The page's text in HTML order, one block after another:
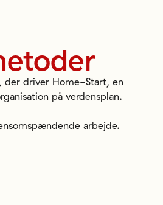
der driver Home-Start, en
på verdensplan.
arbejde.